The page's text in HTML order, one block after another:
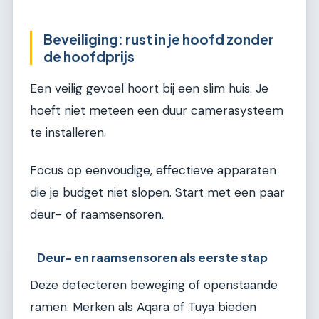
Beveiliging: rust in je hoofd zonder
de hoofdprijs
Een veilig gevoel hoort bij een slim huis. Je
hoeft niet meteen een duur camerasysteem
te installeren.
Focus op eenvoudige, effectieve apparaten
die je budget niet slopen. Start met een paar
deur- of raamsensoren.
Deur- en raamsensoren als eerste stap
Deze detecteren beweging of openstaande
ramen. Merken als Aqara of Tuya bieden